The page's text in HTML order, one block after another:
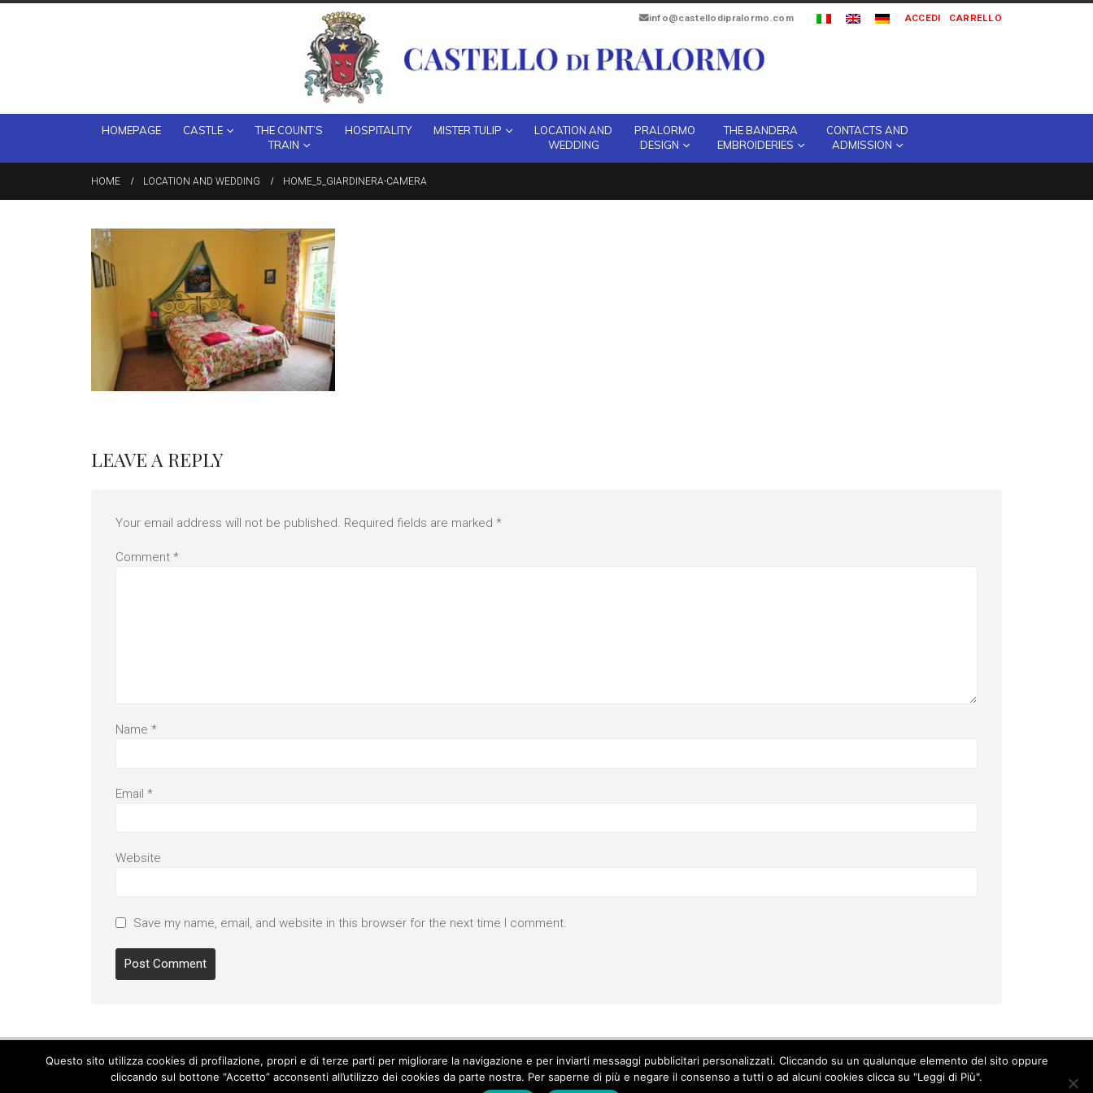
info@castellodipralormo.com ACCEDI CARRELLO
HOMEPAGE CASTLE
THE COUNT’S
TRAIN
HOSPITALITY MISTER TULIP
LOCATION AND
WEDDING
PRALORMO
DESIGN
THE BANDERA
EMBROIDERIES
CONTACTS AND
ADMISSION
HOME LOCATION AND WEDDING HOME_5_GIARDINERA-CAMERA
LEAVE A REPLY
Your email address will not be published. Required fields are marked *
Comment *
Name *
Email *
Website
Save my name, email, and website in this browser for the next time I comment.
Cookie Policy-Privacy Policy
Questo sito utilizza cookies di profilazione, propri e di terze parti per migliorare la navigazione e per inviarti messaggi pubblicitari personalizzati. Cliccando su un qualunque elemento del sito oppure
cliccando sul bottone “Accetto” acconsenti all’utilizzo dei cookies da parte nostra. Per saperne di più e negare il consenso a tutti o ad alcuni cookies clicca su "Leggi di Più".